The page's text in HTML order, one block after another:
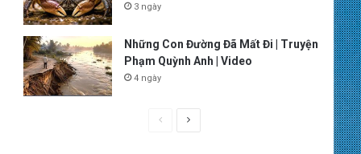
3 ngày
Những Con Đường Đã Mất Đi | Truyện
Phạm Quỳnh Anh | Video
4 ngày